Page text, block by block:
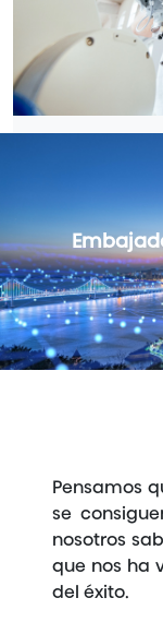
Pensamos
se
nosotros
que nos ha
del éxito.